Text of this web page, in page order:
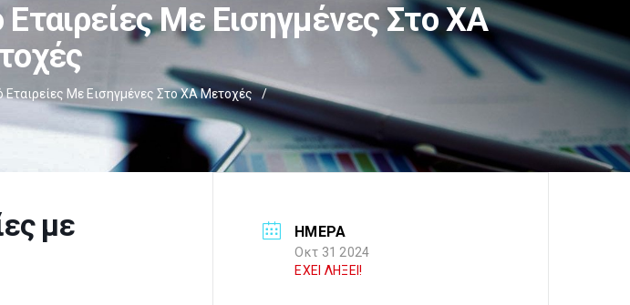
Με Εισηγμένες Στο ΧΑ
Με Εισηγμένες Στο ΧΑ Μετοχές /
με
ΗΜΕΡΑ
Οκτ 31 2024
ΕΧΕΙ ΛΗΞΕΙ!